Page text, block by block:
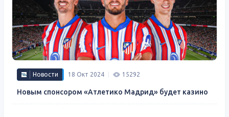
Новости 18 Окт 2024 15292
Новым спонсором «Атлетико Мадрид» будет казино